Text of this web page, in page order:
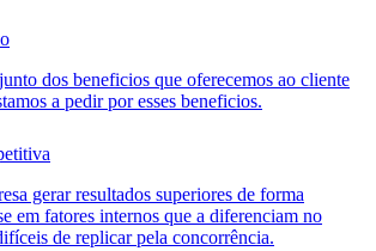
dos beneficios que oferecemos ao cliente
a pedir por esses beneficios.
gerar resultados superiores de forma
em fatores internos que a diferenciam no
de replicar pela concorrência.